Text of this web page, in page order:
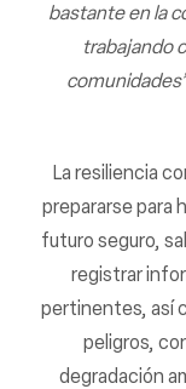
bastante en la
trabajando
La resiliencia
prepararse para
futuro seguro,
registrar
pertinentes, así
peligros,
degradación